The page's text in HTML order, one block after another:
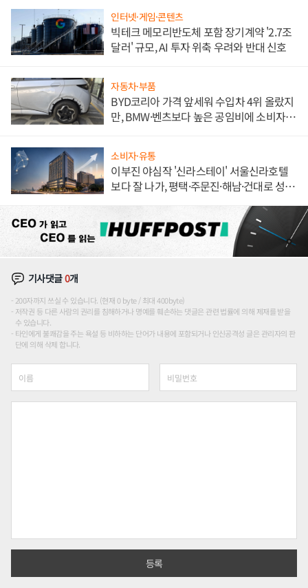
인터넷·게임·콘텐츠
빅테크 메모리반도체 포함 장기계약 '2.7조
달러' 규모, AI 투자 위축 우려와 반대 신호
자동차·부품
BYD코리아 가격 앞세워 수입차 4위 올랐지
만, BMW·벤츠보다 높은 공임비에 소비자
소비자·유통
이부진 야심작 '신라스테이' 서울신라호텔
보다 잘 나가, 평택·주문진·해남·건대로 성
기사댓글0개
200자까지 쓰실 수 있습니다. (현재 0 byte / 최대 400byte)
저작권 등 다른 사람의 권리를 침해하거나 명예를 훼손하는 댓글은 관련 법률에 의해 제재를 받을
수 있습니다.
타인에게 불쾌감을 주는 욕설 등 비하하는 단어가 내용에 포함되거나 인신공격성 글은 관리자의 판
단에 의해 삭제 합니다.